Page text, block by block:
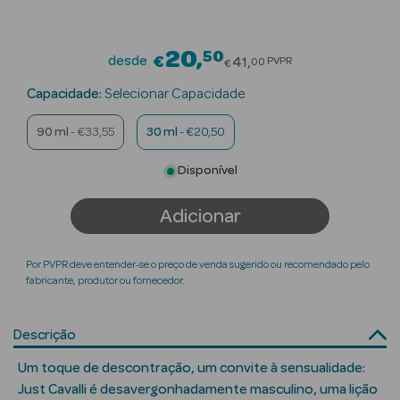
Cuidados de
Beauty Season
Maquilhagem
Maquilhagem
Beauty Season
Nutricosmética
Perfumes
Beauty Season
desde €20 50Price reduced
€ 41 00 PVPR
Capacidade: Selecionar Capacidade
90 ml - €33,55 30 ml - €20,50
Disponível
Adicionar
Por PVPR deve entender-se o preço de venda sugerido ou recomendado pelo
fabricante, produtor ou fornecedor.
Descrição
Um toque de descontração, um convite à sensualidade:
Just Cavalli é desavergonhadamente masculino, uma lição